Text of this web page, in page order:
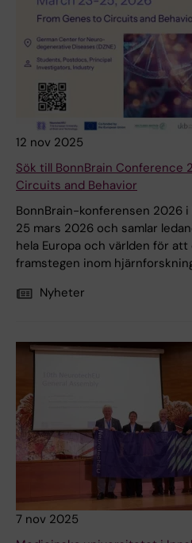
12 nov 2025
Sök till BonnBrain Conference
Circuits and Behavior
BonnBrain-konferensen 2026 i
25 mars 2026 och samlar
hela Europa och världen för
framstegen inom
Nyheter
7 nov 2025